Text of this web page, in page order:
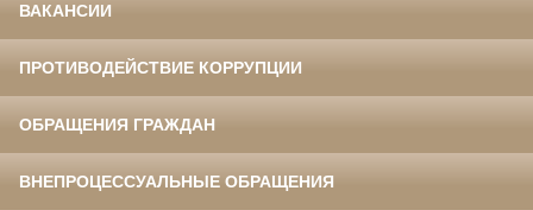
ВАКАНСИИ
ПРОТИВОДЕЙСТВИЕ КОРРУПЦИИ
ОБРАЩЕНИЯ ГРАЖДАН
ВНЕПРОЦЕССУАЛЬНЫЕ ОБРАЩЕНИЯ